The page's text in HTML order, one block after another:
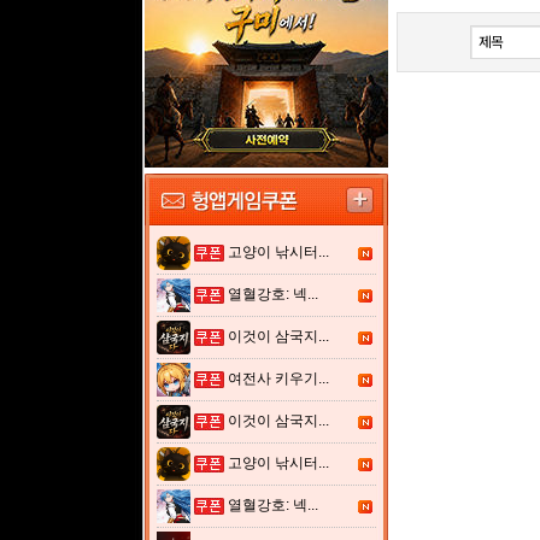
고양이 낚시터...
열혈강호: 넥...
이것이 삼국지...
여전사 키우기...
이것이 삼국지...
고양이 낚시터...
열혈강호: 넥...